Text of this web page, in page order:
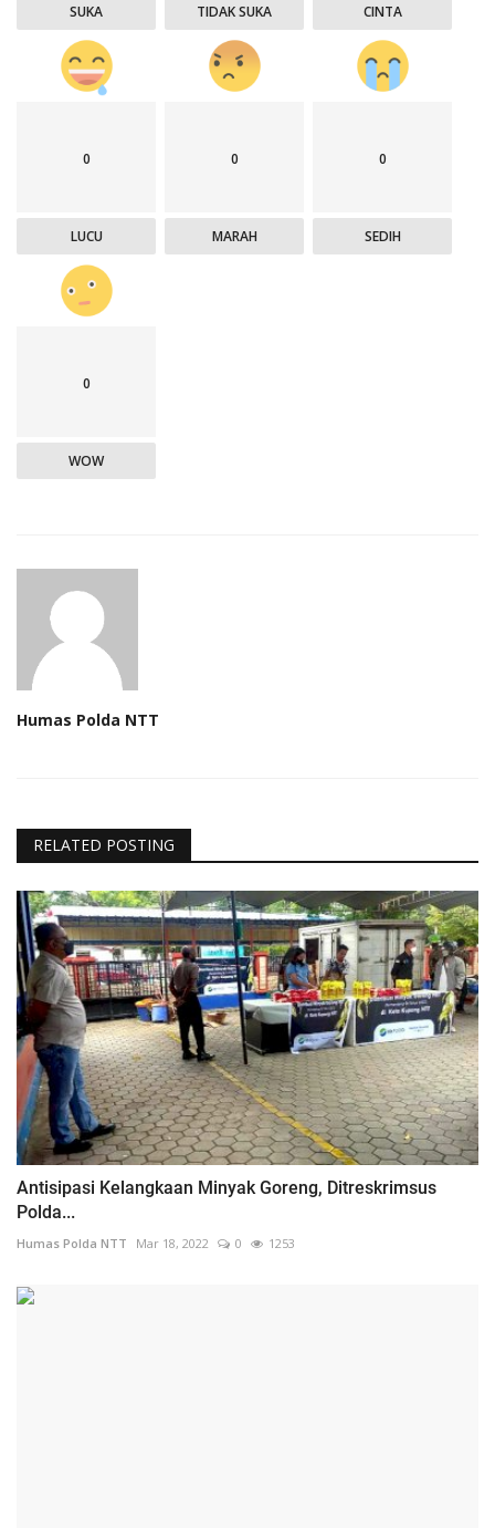
SUKA TIDAK SUKA CINTA
0
LUCU
0
MARAH
0
SEDIH
0
WOW
Humas Polda NTT
RELATED POSTING
Antisipasi Kelangkaan Minyak Goreng, Ditreskrimsus
Polda...
Humas Polda NTT Mar 18, 2022 0 1253